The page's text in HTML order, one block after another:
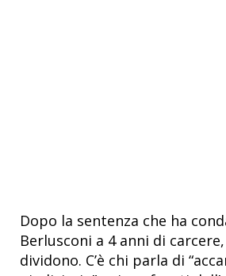
Dopo la sentenza che ha
Berlusconi a 4 anni di
dividono. C’è chi parla di